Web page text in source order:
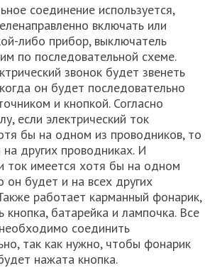
соединение используется,
включать или
либо прибор, выключатель
по последовательной схеме.
звонок будет звенеть
он будет последовательно
и кнопкой. Согласно
если электрический ток
бы на одном из проводников, то
других проводниках. И
ток имеется хотя бы на одном
он будет и на всех других
работает карманный фонарик,
кнопка, батарейка и лампочка. Все
соединить
так как нужно, чтобы фонарик
нажата кнопка.